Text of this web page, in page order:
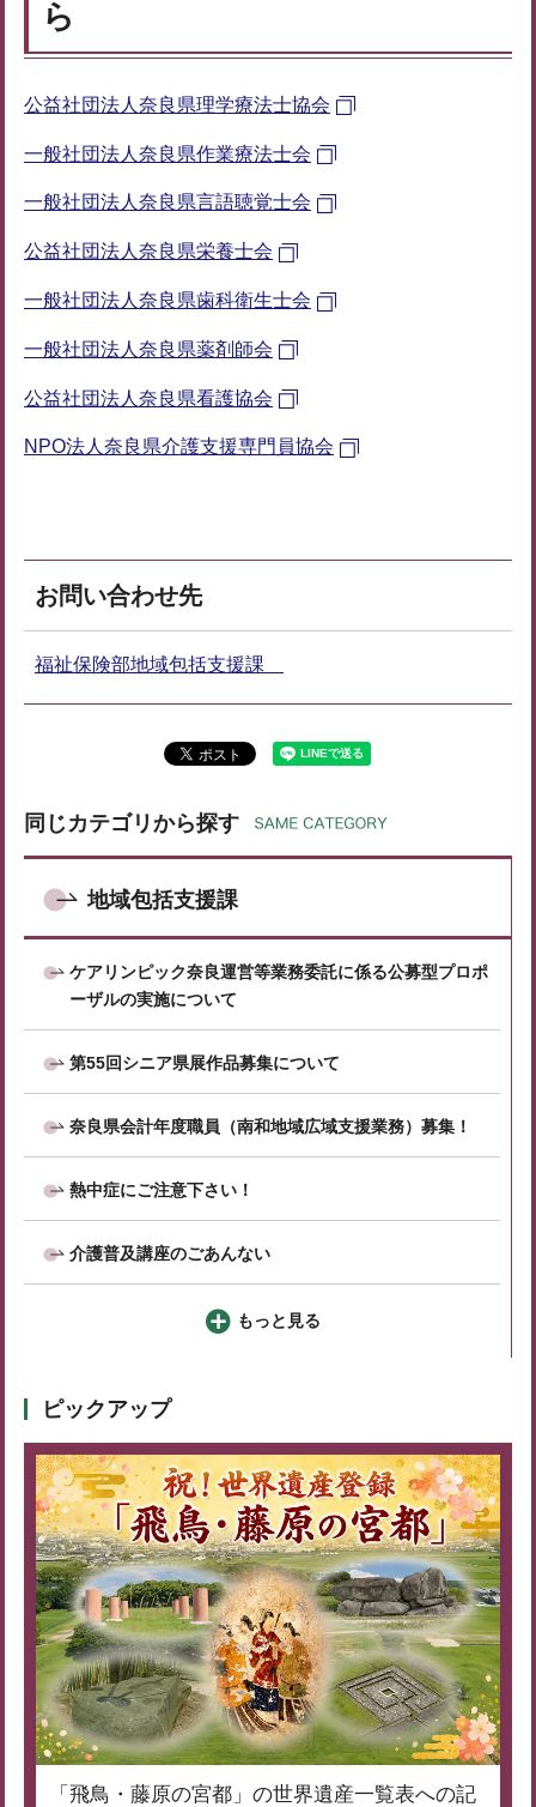
ら
公益社団法人奈良県理学療法士協会
一般社団法人奈良県作業療法士会
一般社団法人奈良県言語聴覚士会
公益社団法人奈良県栄養士会
一般社団法人奈良県歯科衛生士会
一般社団法人奈良県薬剤師会
公益社団法人奈良県看護協会
NPO法人奈良県介護支援専門員協会
お問い合わせ先
福祉保険部地域包括支援課
同じカテゴリから探す
地域包括支援課
ケアリンピック奈良運営等業務委託に係る公募型プロポ
ーザルの実施について
第55回シニア県展作品募集について
奈良県会計年度職員（南和地域広域支援業務）募集！
熱中症にご注意下さい！
介護普及講座のごあんない
もっと見る
ピックアップ
「飛鳥・藤原の宮都」の世界遺産一覧表への記